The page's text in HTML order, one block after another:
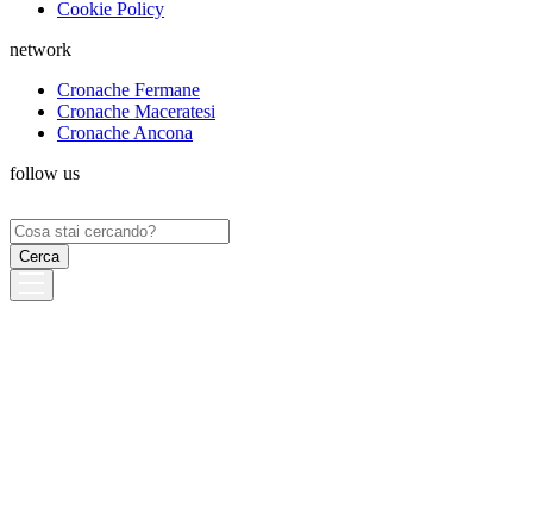
Cookie Policy
network
Cronache Fermane
Cronache Maceratesi
Cronache Ancona
follow us
Ricerca
per: